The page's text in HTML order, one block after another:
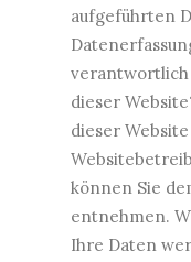
aufgeführten
verantwortlich
dieser
dieser
können Sie
entnehmen.
Ihre Daten